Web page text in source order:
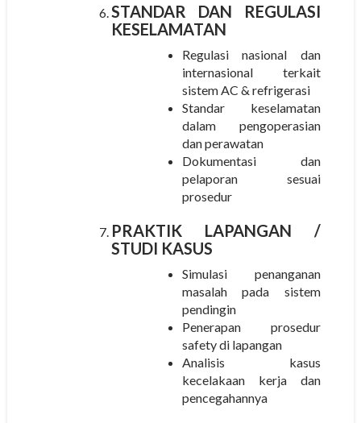
STANDAR DAN REGULASI
KESELAMATAN
Regulasi nasional dan
internasional terkait
sistem AC & refrigerasi
Standar keselamatan
dalam pengoperasian
dan perawatan
Dokumentasi dan
pelaporan sesuai
prosedur
PRAKTIK LAPANGAN /
STUDI KASUS
Simulasi penanganan
masalah pada sistem
pendingin
Penerapan prosedur
safety di lapangan
Analisis kasus
kecelakaan kerja dan
pencegahannya